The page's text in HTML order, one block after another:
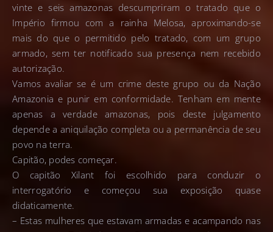
vinte e seis amazonas descumpriram o tratado que o
Império firmou com a rainha Melosa, aproximando-se
mais do que o permitido pelo tratado, com um grupo
armado, sem ter notificado sua presença nem recebido
autorização.
Vamos avaliar se é um crime deste grupo ou da Nação
Amazonia e punir em conformidade. Tenham em mente
apenas a verdade amazonas, pois deste julgamento
depende a aniquilação completa ou a permanência de seu
povo na terra.
Capitão, podes começar.
O capitão Xilant foi escolhido para conduzir o
interrogatório e começou sua exposição quase
didaticamente.
– Estas mulheres que estavam armadas e acampando nas